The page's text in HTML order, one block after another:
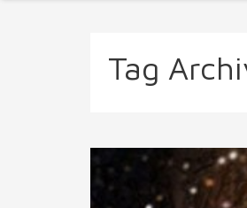
Tag